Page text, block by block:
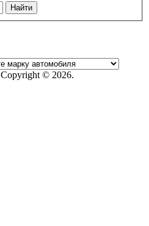
Copyright © 2026.